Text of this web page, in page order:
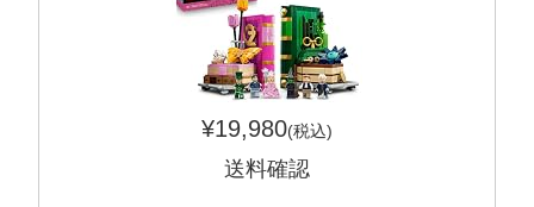
¥19,980(税込)
送料確認